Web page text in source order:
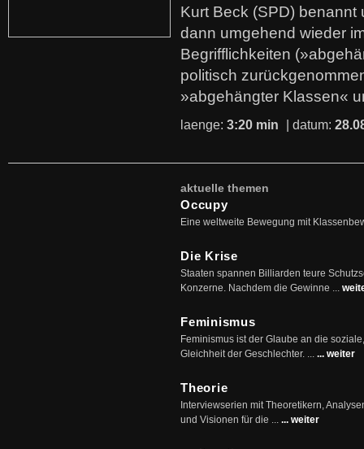
Kurt Beck (SPD)
dann umgehend wieder
Begrifflichkeiten
politisch
»abgehängter Klassen«
laenge: 3:20 min | datum:
aktuelle themen
Occupy
Eine weltweite Bewegung mit
Die Krise
Staaten spannen Billiarden teure
Konzerne. Nachdem die Gewinne ...
Feminismus
Feminismus ist der Glaube an die
Gleichheit der Geschlechter. ... ... weiter
Theorie
Interviewserien mit Theoretikern,
und Visionen für die ... ... weiter